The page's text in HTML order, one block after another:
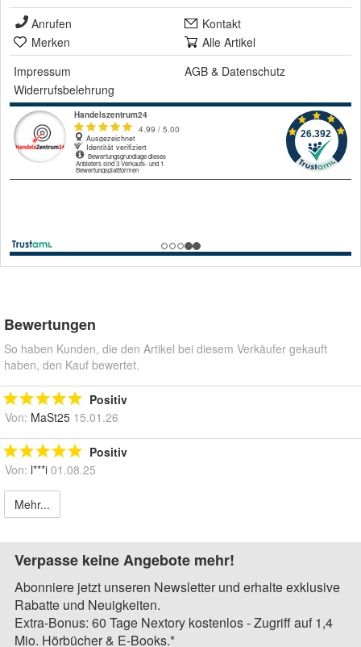
Anrufen
Kontakt
Merken
Alle Artikel
Impressum
AGB & Datenschutz
Widerrufsbelehrung
Bewertungen
So haben Kunden, die den Artikel bei diesem Verkäufer gekauft
haben, den Kauf bewertet.
Positiv
Von: MaSt25 15.01.26
Positiv
Von: l***i 01.08.25
Mehr...
Verpasse keine Angebote mehr!
Abonniere jetzt unseren Newsletter und erhalte exklusive
Rabatte und Neuigkeiten.
Extra-Bonus: 60 Tage Nextory kostenlos - Zugriff auf 1,4
Mio. Hörbücher & E-Books.*